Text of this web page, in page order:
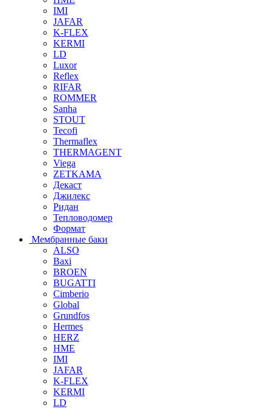
IMI
JAFAR
K-FLEX
KERMI
LD
Luxor
Reflex
RIFAR
ROMMER
Sanha
STOUT
Tecofi
Thermaflex
THERMAGENT
Viega
ZETKAMA
Декаст
Джилекс
Ридан
Тепловодомер
Формат
Мембранные баки
ALSO
Baxi
BROEN
BUGATTI
Cimberio
Global
Grundfos
Hermes
HERZ
HME
IMI
JAFAR
K-FLEX
KERMI
LD